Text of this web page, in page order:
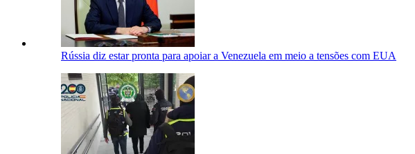
Rússia diz estar pronta para apoiar a Venezuela em meio a tensões com EUA